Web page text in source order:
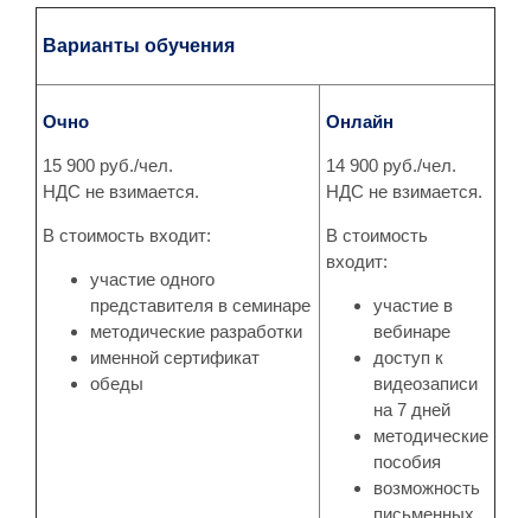
Варианты обучения
Очно
15 900 руб./чел.
НДС не взимается.
В стоимость входит:
участие одного
представителя в семинаре
методические разработки
именной сертификат
обеды
Онлайн
14 900 руб./чел.
НДС не взимается.
В стоимость
входит:
участие в
вебинаре
доступ к
видеозаписи
на 7 дней
методические
пособия
возможность